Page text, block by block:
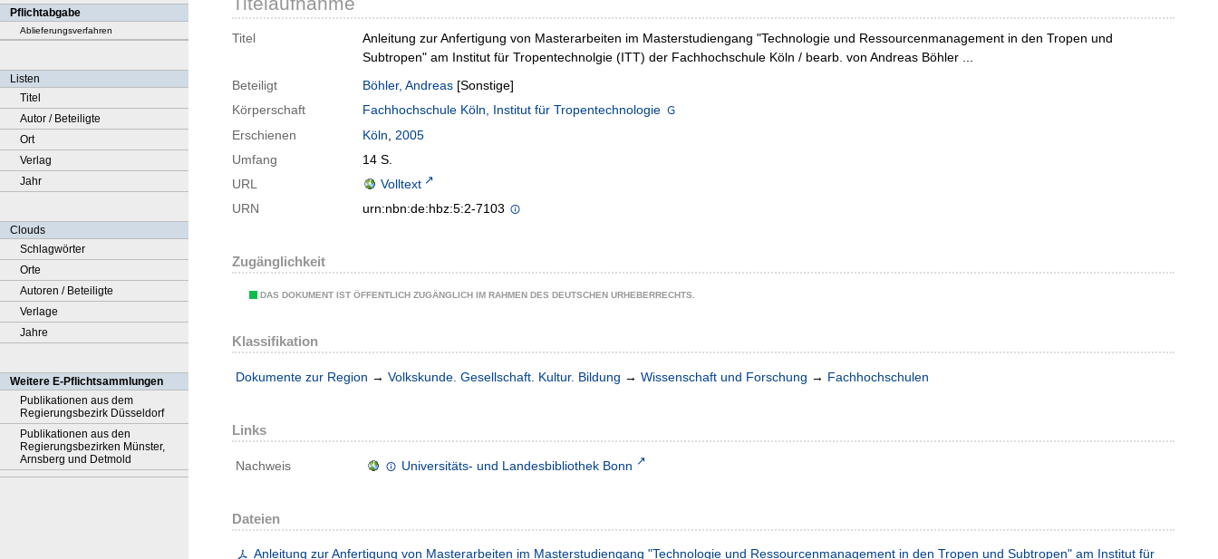
Pflichtabgabe
Ablieferungsverfahren
Listen
Titel
Autor / Beteiligte
Ort
Verlag
Jahr
Clouds
Schlagwörter
Orte
Autoren / Beteiligte
Verlage
Jahre
Weitere E-Pflichtsammlungen
Publikationen aus dem
Regierungsbezirk Düsseldorf
Publikationen aus den
Regierungsbezirken Münster,
Arnsberg und Detmold
Titel
Anleitung zur Anfertigung von Masterarbeiten im Masterstudiengang "Technologie und Ressourcenmanagement in den Tropen und
Subtropen" am Institut für Tropentechnolgie (ITT) der Fachhochschule Köln / bearb. von Andreas Böhler ...
Beteiligt
Böhler, Andreas [Sonstige]
Körperschaft
Fachhochschule Köln, Institut für Tropentechnologie
Erschienen
Köln, 2005
Umfang
14 S.
URL
Volltext
URN
urn:nbn:de:hbz:5:2-7103
Zugänglichkeit
DAS DOKUMENT IST ÖFFENTLICH ZUGÄNGLICH IM RAHMEN DES DEUTSCHEN URHEBERRECHTS.
Klassifikation
Dokumente zur Region → Volkskunde. Gesellschaft. Kultur. Bildung → Wissenschaft und Forschung → Fachhochschulen
Links
Nachweis Universitäts- und Landesbibliothek Bonn
Dateien
Anleitung zur Anfertigung von Masterarbeiten im Masterstudiengang "Technologie und Ressourcenmanagement in den Tropen und Subtropen" am Institut für